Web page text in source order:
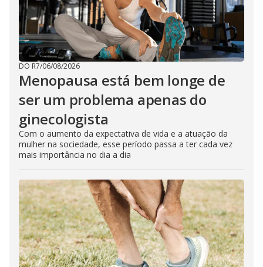
DO R7/06/08/2026
Menopausa está bem longe de
ser um problema apenas do
ginecologista
Com o aumento da expectativa de vida e a atuação da
mulher na sociedade, esse período passa a ter cada vez
mais importância no dia a dia